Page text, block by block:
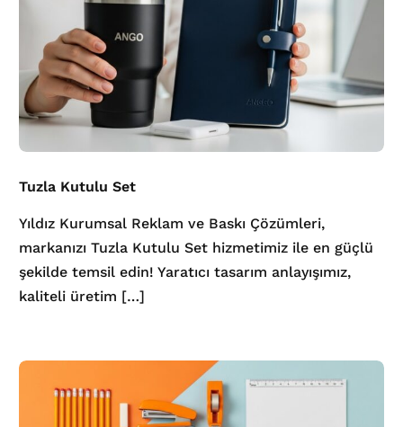
Tuzla Kutulu Set
Yıldız Kurumsal Reklam ve Baskı Çözümleri,
markanızı Tuzla Kutulu Set hizmetimiz ile en güçlü
şekilde temsil edin! Yaratıcı tasarım anlayışımız,
kaliteli üretim […]